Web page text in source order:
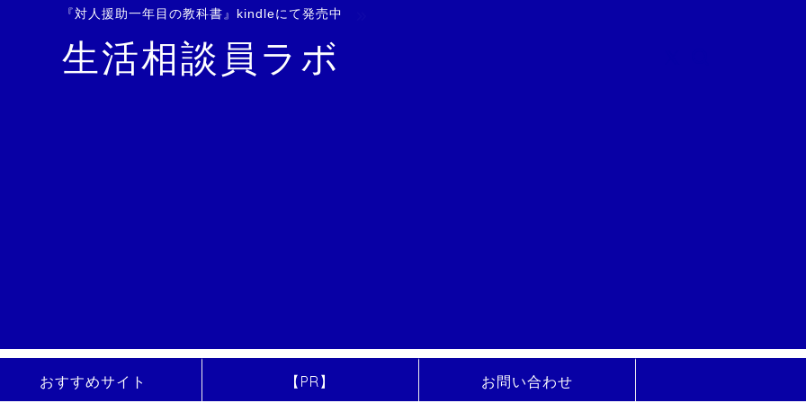
『対人援助一年目の教科書』kindleにて発売中
生活相談員ラボ
おすすめサイト 【PR】 お問い合わせ